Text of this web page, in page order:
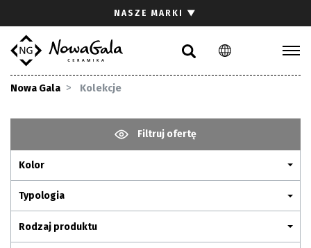
PL EN
NASZE MARKI ▼
Nowa Gala Kolekcje
Filtruj ofertę
Kolor
Typologia
Rodzaj produktu
Gdzie kupić
Pliki do pobrania
Pytania i odpowiedzi
Kariera
Kontakt